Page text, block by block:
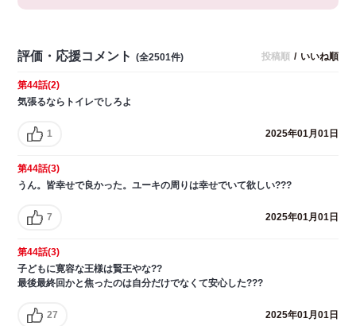
評価・応援コメント (全2501件) 投稿順 / いいね順
第44話(2)
気張るならトイレでしろよ
1 2025年01月01日
第44話(3)
うん。皆幸せで良かった。ユーキの周りは幸せでいて欲しい???
7 2025年01月01日
第44話(3)
子どもに寛容な王様は賢王やな??
最後最終回かと焦ったのは自分だけでなくて安心した???
27 2025年01月01日